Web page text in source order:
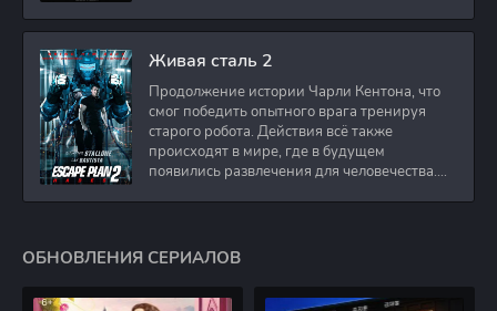
Живая сталь 2
Продолжение истории Чарли Кентона, что
смог победить опытного врага тренируя
старого робота. Действия всё также
происходят в мире, где в будущем
появились развлечения для человечества.
ОБНОВЛЕНИЯ СЕРИАЛОВ